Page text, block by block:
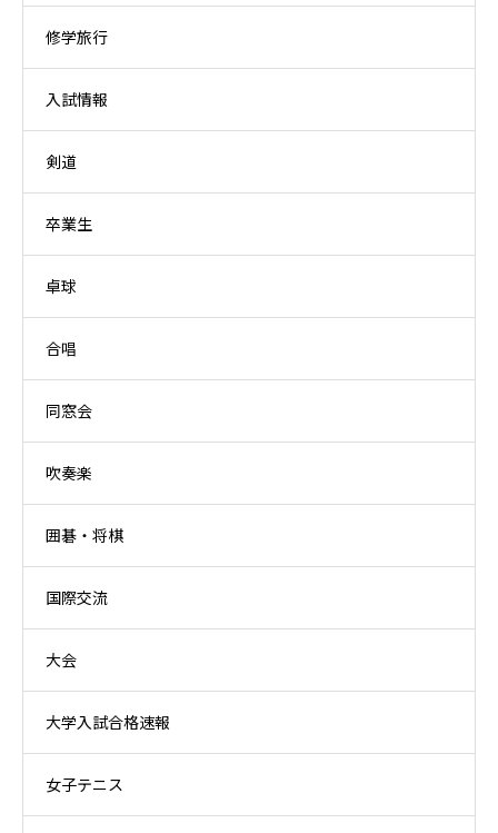
修学旅行
入試情報
剣道
卒業生
卓球
合唱
同窓会
吹奏楽
囲碁・将棋
国際交流
大会
大学入試合格速報
女子テニス